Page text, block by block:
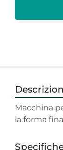
Macchina
la forma